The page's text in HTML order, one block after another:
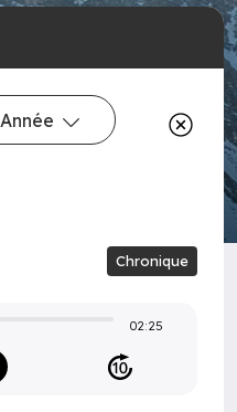
Année
Chronique
02:25